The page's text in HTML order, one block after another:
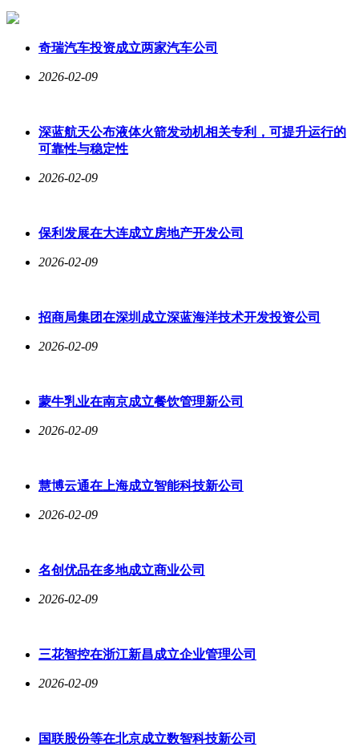
奇瑞汽车投资成立两家汽车公司
2026-02-09
深蓝航天公布液体火箭发动机相关专利，可提升运行的
可靠性与稳定性
2026-02-09
保利发展在大连成立房地产开发公司
2026-02-09
招商局集团在深圳成立深蓝海洋技术开发投资公司
2026-02-09
蒙牛乳业在南京成立餐饮管理新公司
2026-02-09
慧博云通在上海成立智能科技新公司
2026-02-09
名创优品在多地成立商业公司
2026-02-09
三花智控在浙江新昌成立企业管理公司
2026-02-09
国联股份等在北京成立数智科技新公司